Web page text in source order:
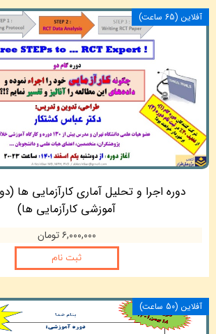
آموزشی کارآزمایی ها)
۶,۰۰۰,۰۰۰ تومان
ثبت نام
آفلاين (65 ساعت)
آفلاین (50 ساعت)